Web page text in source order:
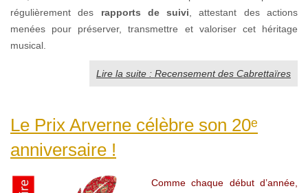
régulièrement des rapports de suivi, attestant des actions
menées pour préserver, transmettre et valoriser cet héritage
musical.
Lire la suite : Recensement des Cabrettaïres
Le Prix Arverne célèbre son 20ᵉ
anniversaire !
Comme chaque début d’année,